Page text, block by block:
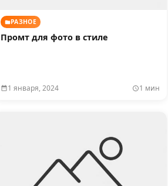
РАЗНОЕ
Промт для фото в стиле
1 января, 2024 1 мин